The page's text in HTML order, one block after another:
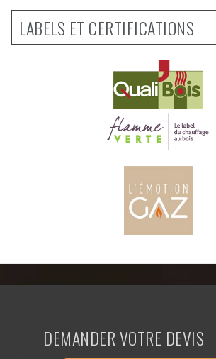
LABELS ET CERTIFICATIONS
DEMANDER VOTRE DEVIS